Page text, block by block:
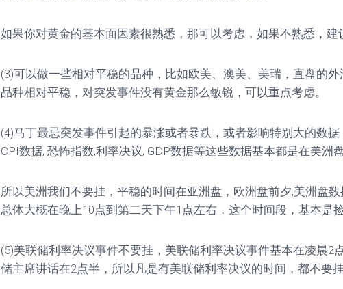
如果你对黄金的基本面因素很熟悉，那可以考虑，如果不熟悉，建
(3)可以做一些相对平稳的品种，比如欧美、澳美、美瑞，直盘的
品种相对平稳，对突发事件没有黄金那么敏锐，可以重点考虑。
(4)马丁最忌突发事件引起的暴涨或者暴跌，或者影响特别大的数据
CPI数据, 恐怖指数,利率决议, GDP数据等这些数据基本都是在美洲
所以美洲我们不要挂，平稳的时间在亚洲盘，欧洲盘前夕,美洲盘
总体大概在晚上10点到第二天下午1点左右，这个时间段，基本是捡
(5)美联储利率决议事件不要挂，美联储利率决议事件基本在凌晨2
储主席讲话在2点半，所以凡是有美联储利率决议的时间，都不要挂